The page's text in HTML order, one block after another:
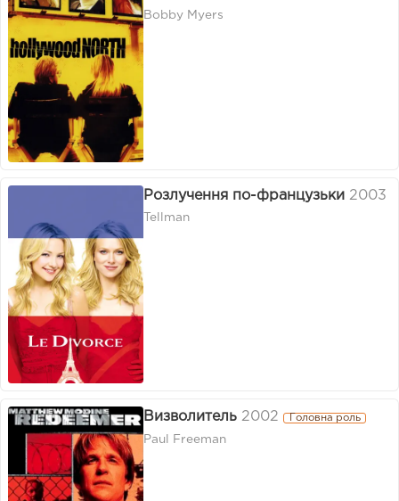
Bobby Myers
Розлучення по-французьки 2003
Tellman
Визволитель 2002 Головна роль
Paul Freeman